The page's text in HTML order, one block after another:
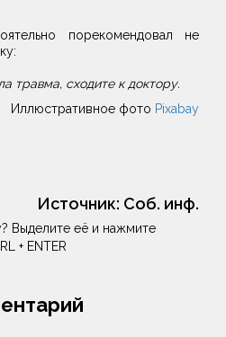
порекомендовал не
травма, сходите к доктору.
Иллюстративное фото Pixabay
Источник: Соб. инф.
Выделите её и нажмите
+ ENTER